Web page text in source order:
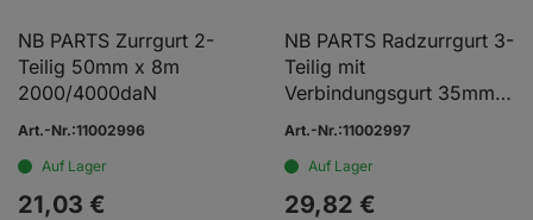
NB PARTS Zurrgurt 2-
Teilig 50mm x 8m
2000/4000daN
Art.-Nr.:11002996
Auf Lager
21,03 €
NB PARTS Radzurrgurt 3-
Teilig mit
Verbindungsgurt 35mm x
3m 1500/300daN
Art.-Nr.:11002997
Auf Lager
29,82 €